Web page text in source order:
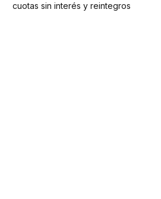
cuotas sin interés y reintegros